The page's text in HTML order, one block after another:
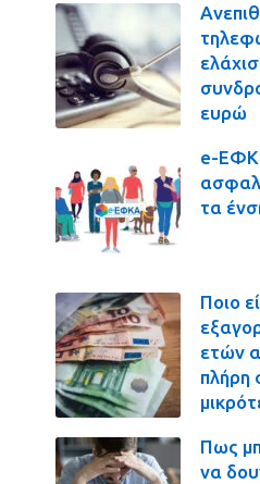
ευρώ
e-
τα
Ποιο
ετών
πλήρη
Πως
να